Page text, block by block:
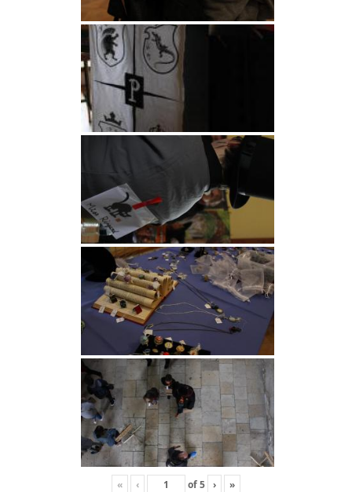
« ‹ of5 › »